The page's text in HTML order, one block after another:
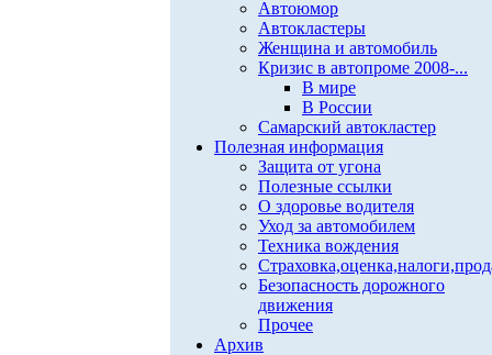
Автоюмор
Автокластеры
Женщина и автомобиль
Кризис в автопроме 2008-...
В мире
В России
Самарский автокластер
Полезная информация
Защита от угона
Полезные ссылки
О здоровье водителя
Уход за автомобилем
Техника вождения
Безопасность дорожного
движения
Прочее
Архив